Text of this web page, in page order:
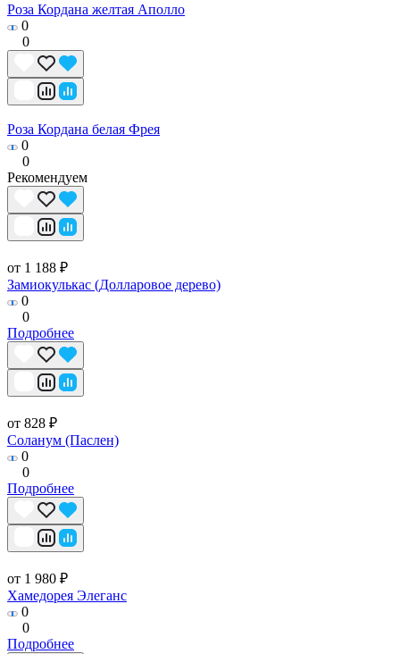
Роза Кордана желтая Аполло
0
0
Роза Кордана белая Фрея
0
0
Рекомендуем
от 1 188 ₽
Замиокулькас (Долларовое дерево)
0
0
Подробнее
от 828 ₽
Соланум (Паслен)
0
0
Подробнее
от 1 980 ₽
Хамедорея Элеганс
0
0
Подробнее